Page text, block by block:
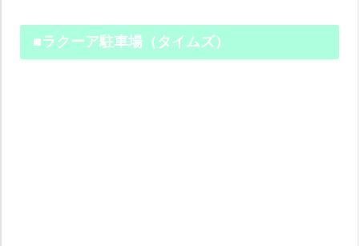
■ラクーア駐車場（タイムズ）